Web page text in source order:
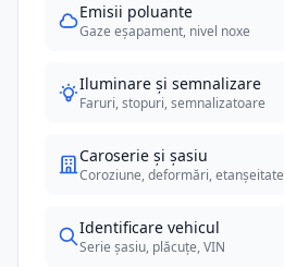
Emisii poluante
Gaze eșapament, nivel noxe
Iluminare și semnalizare
Faruri, stopuri, semnalizatoare
Caroserie și șasiu
Coroziune, deformări, etanșeitate
Identificare vehicul
Serie șasiu, plăcuțe, VIN